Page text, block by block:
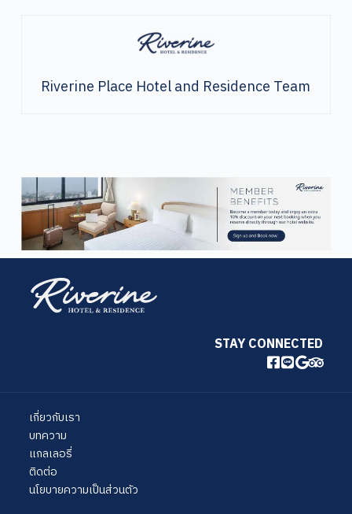
Riverine Place Hotel and Residence Team
STAY CONNECTED
เกี่ยวกับเรา
บทความ
แกลเลอรี่
ติดต่อ
นโยบายความเป็นส่วนตัว